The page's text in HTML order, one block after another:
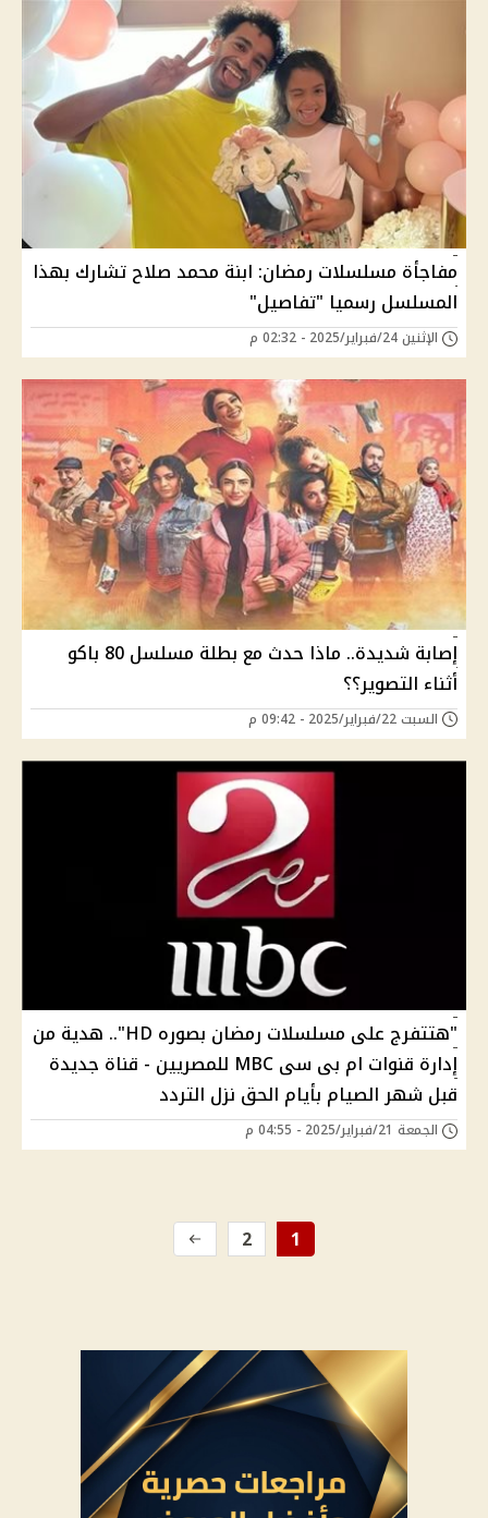
مفاجأة مسلسلات رمضان: ابنة محمد صلاح تشارك بهذا
المسلسل رسميا "تفاصيل"
الإثنين 24/فبراير/2025 - 02:32 م
إصابة شديدة.. ماذا حدث مع بطلة مسلسل 80 باكو
أثناء التصوير؟؟
السبت 22/فبراير/2025 - 09:42 م
"هتتفرج على مسلسلات رمضان بصوره HD".. هدية من
إدارة قنوات ام بى سى MBC للمصريين - قناة جديدة
قبل شهر الصيام بأيام الحق نزل التردد
الجمعة 21/فبراير/2025 - 04:55 م
1
2